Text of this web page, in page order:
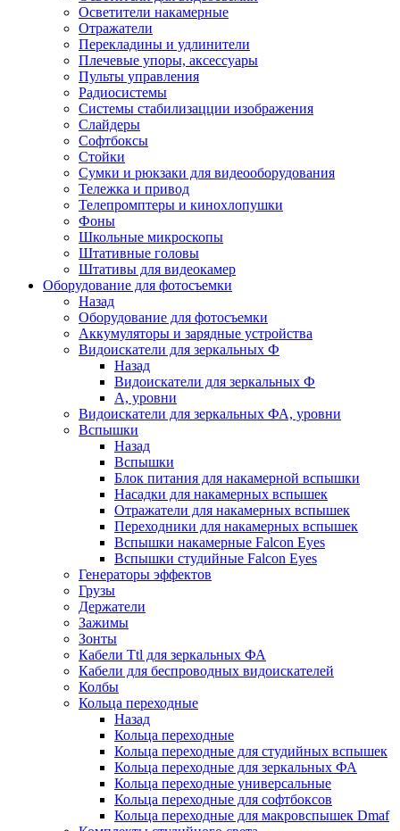
Осветители накамерные
Отражатели
Перекладины и удлинители
Плечевые упоры, аксессуары
Пульты управления
Радиосистемы
Системы стабилизацции изображения
Слайдеры
Софтбоксы
Стойки
Сумки и рюкзаки для видеооборудования
Тележка и привод
Телепромптеры и кинохлопушки
Фоны
Школьные микроскопы
Штативные головы
Штативы для видеокамер
Оборудование для фотосъемки
Назад
Оборудование для фотосъемки
Аккумуляторы и зарядные устройства
Видоискатели для зеркальных Ф
Назад
Видоискатели для зеркальных Ф
А, уровни
Видоискатели для зеркальных ФА, уровни
Вспышки
Назад
Вспышки
Блок питания для накамерной вспышки
Насадки для накамерных вспышек
Отражатели для накамерных вспышек
Переходники для накамерных вспышек
Вспышки накамерные Falcon Eyes
Вспышки студийные Falcon Eyes
Генераторы эффектов
Грузы
Держатели
Зажимы
Зонты
Кабели Ttl для зеркальных ФА
Кабели для беспроводных видоискателей
Колбы
Кольца переходные
Назад
Кольца переходные
Кольца переходные для студийных вспышек
Кольца переходные для зеркальных ФА
Кольца переходные универсальные
Кольца переходные для софтбоксов
Кольца переходные для макровспышек Dmaf